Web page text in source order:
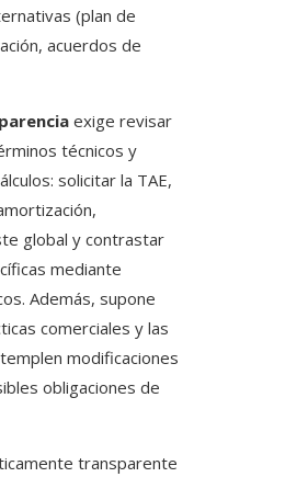
(plan de
acuerdos de
exige revisar
técnicos y
solicitar la TAE,
global y contrastar
mediante
Además, supone
comerciales y las
modificaciones
obligaciones de
transparente